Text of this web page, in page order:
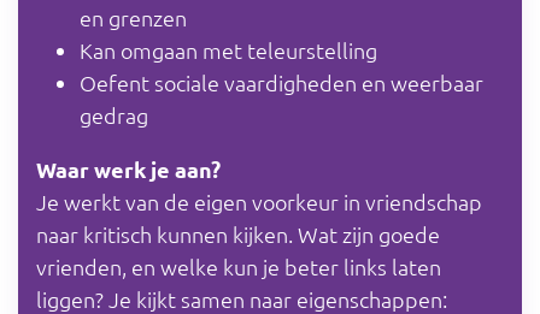
en grenzen
Kan omgaan met teleurstelling
Oefent sociale vaardigheden en weerbaar
gedrag
Waar werk je aan?
Je werkt van de eigen voorkeur in vriendschap
naar kritisch kunnen kijken. Wat zijn goede
vrienden, en welke kun je beter links laten
liggen? Je kijkt samen naar eigenschappen: